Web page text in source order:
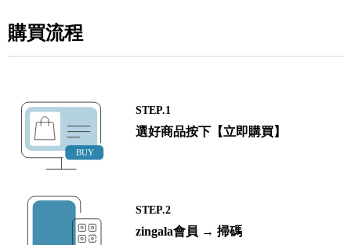
購買流程
STEP.1
選好商品按下【立即購買】
STEP.2
zingala會員 → 掃碼